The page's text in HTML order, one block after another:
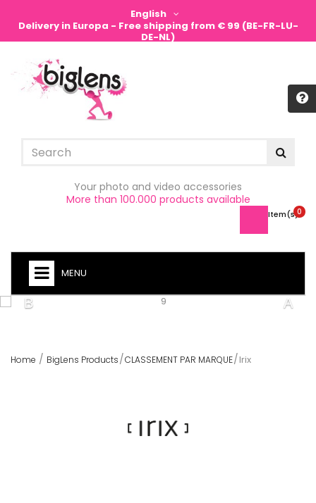
English
Delivery in Europa - Free shipping from € 99 (BE-FR-LU-
DE-NL)
Your photo and video accessories
More than 100.000 products available
0
Item(s) -
MENU
Home BigLens Products CLASSEMENT PAR MARQUE Irix